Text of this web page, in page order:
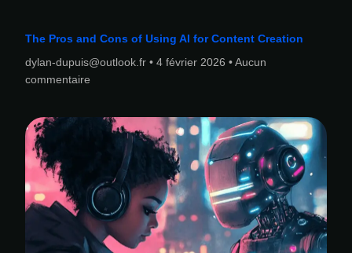
The Pros and Cons of Using AI for Content Creation
dylan-dupuis@outlook.fr
4 février 2026
Aucun
commentaire